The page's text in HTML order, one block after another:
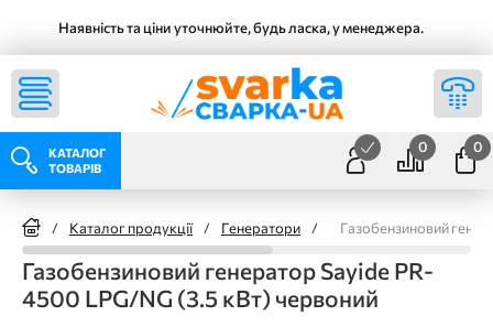
Наявність та ціни уточнюйте, будь ласка, у менеджера.
КАТАЛОГ
ТОВАРІВ
0 0
/ Каталог продукції / Генератори / Газобензиновий
Газобензиновий генератор Sayide PR-
4500 LPG/NG (3.5 кВт) червоний